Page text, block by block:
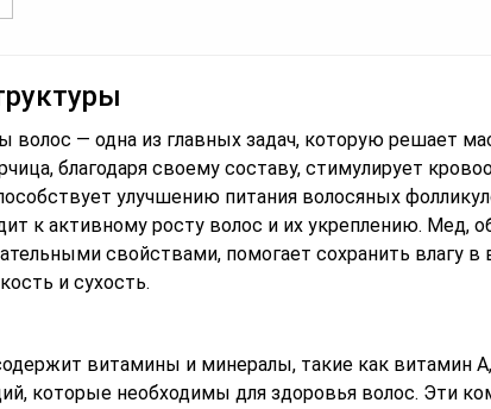
волос — одна из главных задач, которую решает
благодаря своему составу, стимулирует
улучшению питания волосяных
к активному росту волос и их укреплению. Мед,
свойствами, помогает сохранить влагу в
и сухость.
витамины и минералы, такие как витамин A,
которые необходимы для здоровья волос. Эти